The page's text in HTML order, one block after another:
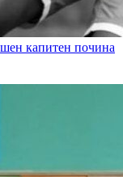
капитен почина